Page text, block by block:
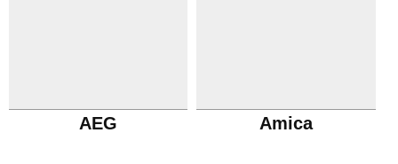
AEG Amica